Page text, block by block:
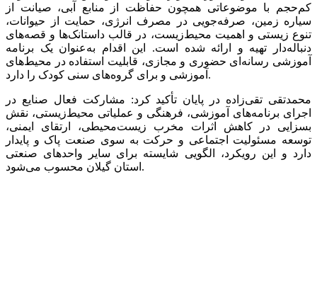
کم‌حجم با موضوعاتی همچون حفاظت از منابع آبی، صیانت از
سیاره زمین، صرفه‌جویی در مصرف انرژی، حمایت از حیوانات،
تنوع زیستی و اهمیت محیط‌زیست، در قالب داستانک‌ها و قصه‌های
دنباله‌دار تهیه و ارائه شده است. این اقدام به‌عنوان یک برنامه
آموزشی رسانه‌ای حضوری و مجازی، قابلیت استفاده در محیط‌های
آموزشی و برای گروه‌های سنی کودک را دارد.
محمدتقی تقی‌زاده در پایان تأکید کرد: مشارکت فعال صنایع در
اجرای برنامه‌های آموزشی، فرهنگی و عملیاتی محیط‌زیستی، نقش
بسزایی در کاهش اثرات مخرب زیست‌محیطی، ارتقای ایمنی،
توسعه مسئولیت اجتماعی و حرکت به سوی صنعت پاک و پایدار
دارد و این رویکرد، الگویی شایسته برای سایر واحدهای صنعتی
استان گیلان محسوب می‌شود.